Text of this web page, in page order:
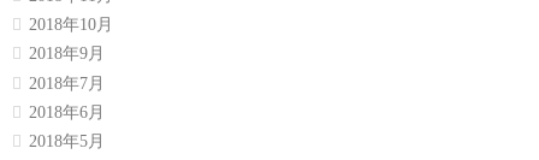
2018年10月
2018年9月
2018年7月
2018年6月
2018年5月